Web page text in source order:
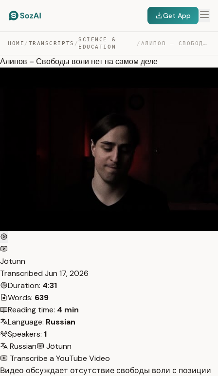
Get App
HOME / TRANSCRIPTS /
SCIENCE &
EDUCATION
/ АЛИПОВ – СВОБОДЫ ВОЛИ НЕТ НА САМОМ ДЕЛЕ — TRANSCRIPT
Алипов – Свободы воли нет на самом деле
Jötunn
Transcribed Jun 17, 2026
Duration: 4:31
Words: 639
Reading time: 4 min
Language: Russian
Speakers: 1
Russian
Jötunn
Transcribe a YouTube Video
Видео обсуждает отсутствие свободы воли с позиции